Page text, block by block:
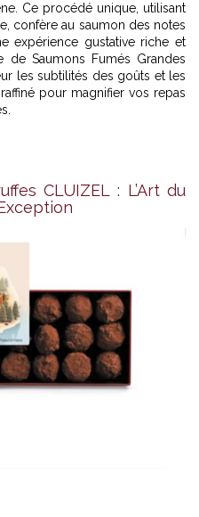
Ce procédé unique, utilisant
confère au saumon des notes
expérience gustative riche et
de Saumons Fumés Grandes
les subtilités des goûts et les
pour magnifier vos repas
CLUIZEL : L’Art du